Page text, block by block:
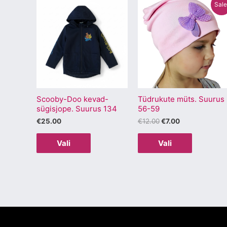
Scooby-Doo kevad-
sügisjope. Suurus 134
€25.00
Vali
tootel
on
mitu
varianti.
Valikuid
teha
tootelehel.
Tüdrukute müts. Suurus
56-59
€12.00
hind
€12.00.
€7.00
hind
on:
€7.00.
Vali
Sellel
tootel
on
mitu
varianti.
Valikuid
saab
teha